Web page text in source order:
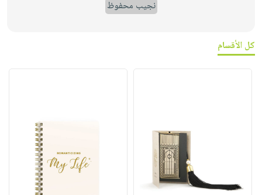
نجيب محفوظ
كل الأقسام